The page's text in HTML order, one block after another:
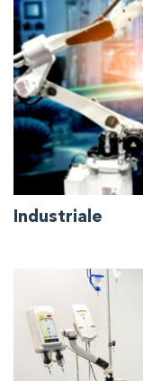
trasferire dati
Gamma
prodotti per la
per applicazioni
Industriale